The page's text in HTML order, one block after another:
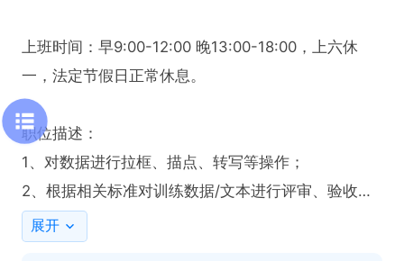
上班时间：早9:00-12:00 晚13:00-18:00，上六休
一，法定节假日正常休息。
职位描述：
1、对数据进行拉框、描点、转写等操作；
2、根据相关标准对训练数据/文本进行评审、验收，
标注数据分析、质量管控等工作；
展开